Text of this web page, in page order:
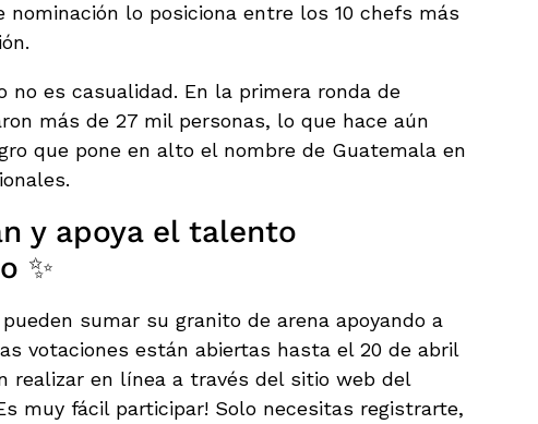
nominación lo posiciona entre los 10 chefs más
no es casualidad. En la primera ronda de
más de 27 mil personas, lo que hace aún
que pone en alto el nombre de Guatemala en
y apoya el talento
✨
sumar su granito de arena apoyando a
votaciones están abiertas hasta el 20 de abril
realizar en línea a través del sitio web del
muy fácil participar! Solo necesitas registrarte,